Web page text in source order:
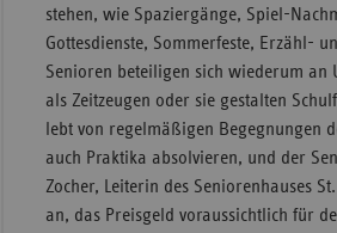
stehen, wie Spaziergänge, Spiel-
Gottesdienste, Sommerfeste, Erzähl-
Senioren beteiligen sich wiederum an
als Zeitzeugen oder sie gestalten
lebt von regelmäßigen Begegnungen
auch Praktika absolvieren, und der
Zocher, Leiterin des Seniorenhauses
an, das Preisgeld voraussichtlich für